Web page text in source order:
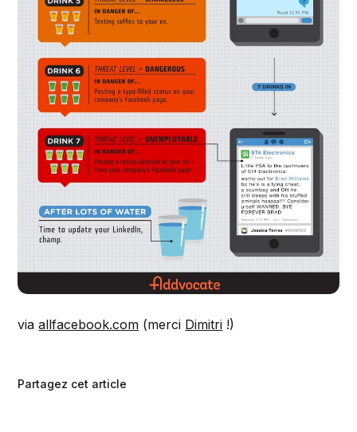
viaallfacebook.com (merci Dimitri !)
Partagez cet article